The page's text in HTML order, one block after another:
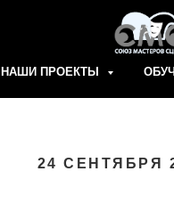
НАШИ ПРОЕКТЫ
24 СЕНТЯБРЯ